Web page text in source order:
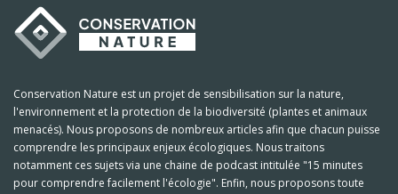
Conservation Nature est un projet de sensibilisation sur la nature,
l'environnement et la protection de la biodiversité (plantes et animaux
menacés). Nous proposons de nombreux articles afin que chacun puisse
comprendre les principaux enjeux écologiques. Nous traitons
notamment ces sujets via une chaine de podcast intitulée "15 minutes
pour comprendre facilement l'écologie". Enfin, nous proposons toute